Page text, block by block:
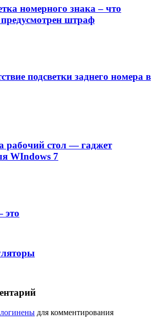
номерного знака – что
штраф
подсветки заднего номера в
рабочий стол — гаджет
WIndows 7
это
для комментирования